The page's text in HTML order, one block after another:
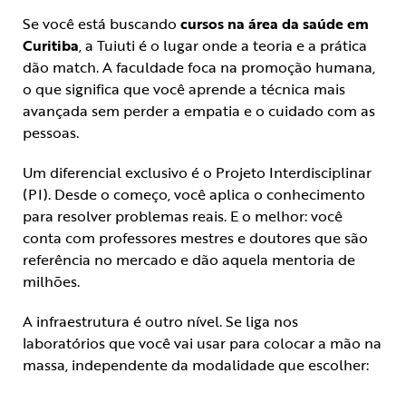
Se você está buscando cursos na área da saúde em
Curitiba, a Tuiuti é o lugar onde a teoria e a prática
dão match. A faculdade foca na promoção humana,
o que significa que você aprende a técnica mais
avançada sem perder a empatia e o cuidado com as
pessoas.
Um diferencial exclusivo é o Projeto Interdisciplinar
(PI). Desde o começo, você aplica o conhecimento
para resolver problemas reais. E o melhor: você
conta com professores mestres e doutores que são
referência no mercado e dão aquela mentoria de
milhões.
A infraestrutura é outro nível. Se liga nos
laboratórios que você vai usar para colocar a mão na
massa, independente da modalidade que escolher: